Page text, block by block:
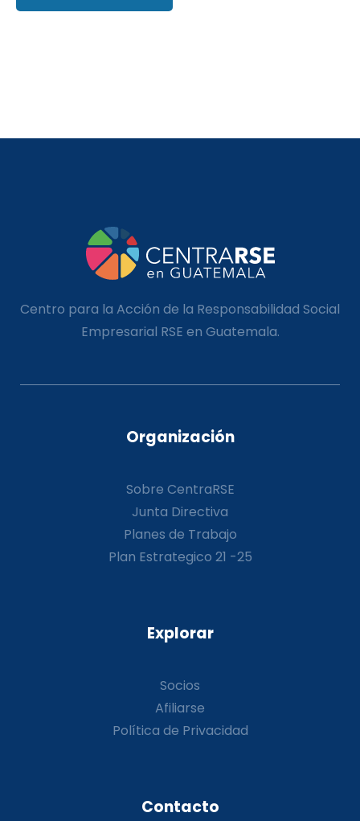
Centro para la Acción de la Responsabilidad Social
Empresarial RSE en Guatemala.
Organización
Sobre CentraRSE
Junta Directiva
Planes de Trabajo
Plan Estrategico 21 -25
Explorar
Socios
Afiliarse
Política de Privacidad
Contacto